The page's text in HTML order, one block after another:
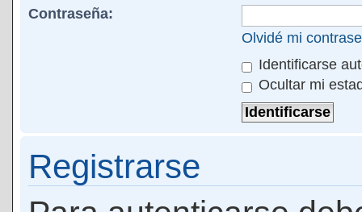
Contraseña:
Olvidé mi
Identificarse
Ocultar mi
Registrarse